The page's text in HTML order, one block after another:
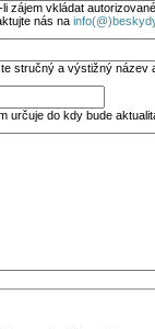
li zájem vkládat
nás na
stručný a výstižný název
určuje do kdy bude